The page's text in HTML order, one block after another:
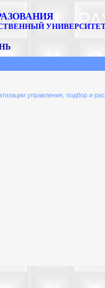
управления, подбор и